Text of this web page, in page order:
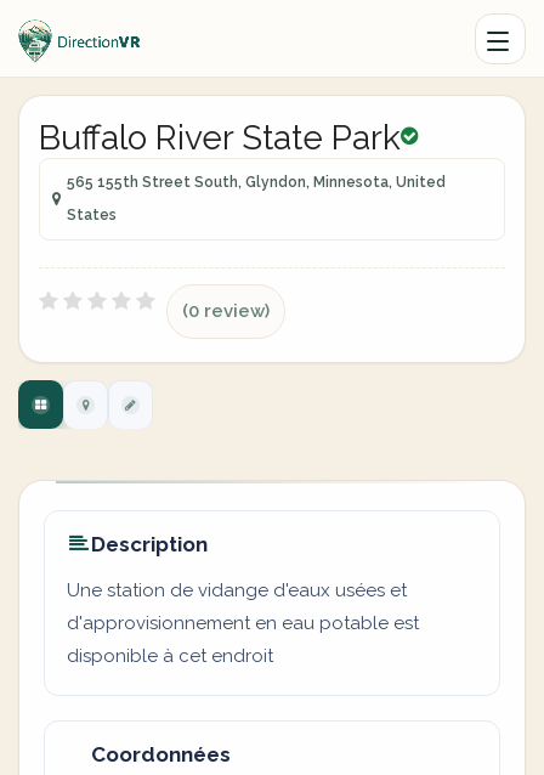
Buffalo River State Park
565 155th Street South, Glyndon, Minnesota, United
States
(0 review)
Description
Une station de vidange d'eaux usées et
d'approvisionnement en eau potable est
disponible à cet endroit
Coordonnées